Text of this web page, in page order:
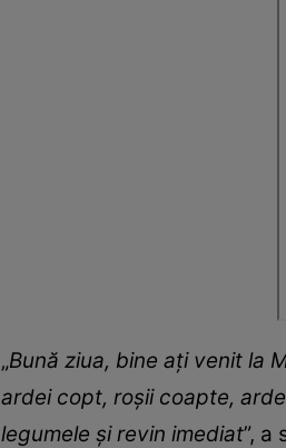
„Bună ziua, bine ați venit la
ardei copt, roșii coapte,
legumele și revin imediat”, a